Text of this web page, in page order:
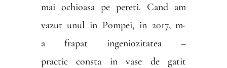
mai ochioasa pe pereti. Cand am
vazut unul in Pompei, in 2017, m-
a frapat ingeniozitatea –
practic consta in vase de gatit